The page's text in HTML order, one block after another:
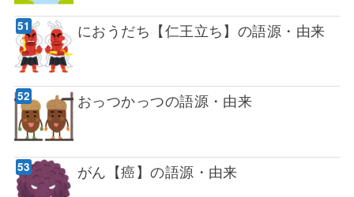
におうだち【仁王立ち】の語源・由来
おっつかっつの語源・由来
がん【癌】の語源・由来